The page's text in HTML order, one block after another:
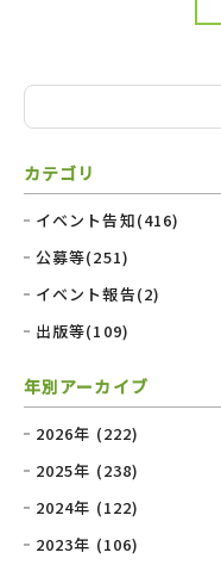
カテゴリ
イベント告知(416)
公募等(251)
イベント報告(2)
出版等(109)
年別アーカイブ
2026年 (222)
2025年 (238)
2024年 (122)
2023年 (106)